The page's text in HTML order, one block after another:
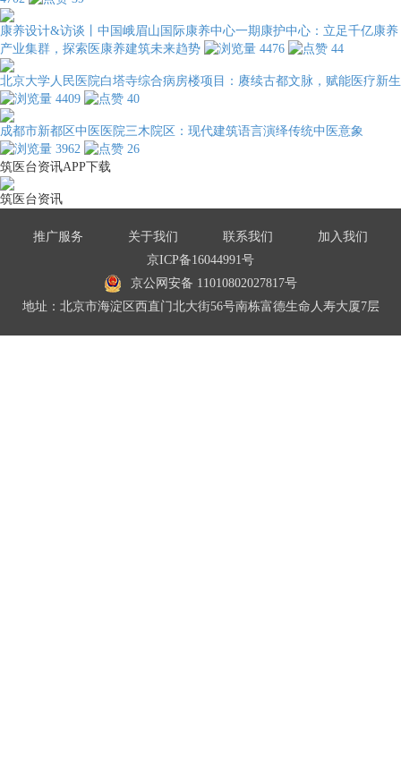
康养设计&访谈丨中国峨眉山国际康养中心一期康护中心：立足千亿康养
产业集群，探索医康养建筑未来趋势
4476 44
北京大学人民医院白塔寺综合病房楼项目：赓续古都文脉，赋能医疗新生
4409
40
成都市新都区中医医院三木院区：现代建筑语言演绎传统中医意象
3962
26
筑医台资讯APP下载
筑医台资讯
推广服务 关于我们 联系我们
加入我们
京ICP备16044991号
京公网安备 11010802027817号
地址：北京市海淀区西直门北大街56号南栋富德生命人寿大厦7层